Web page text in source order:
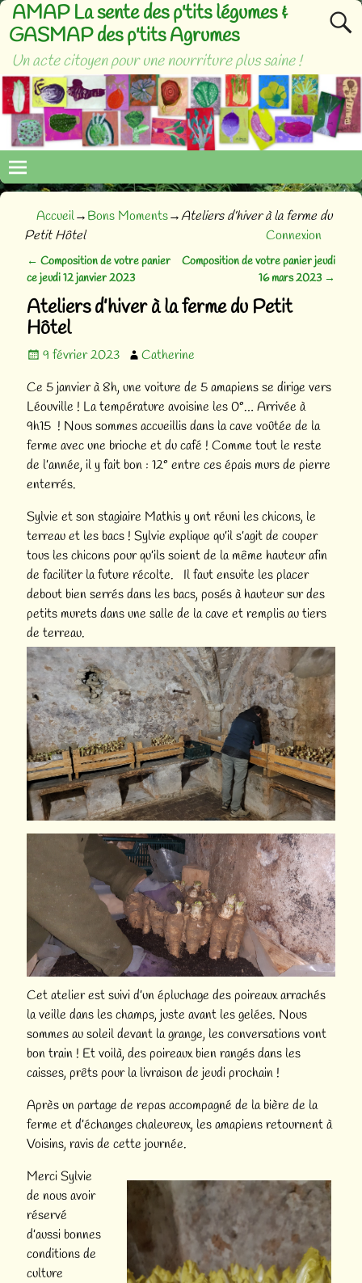
AMAP La sente des p'tits légumes &
GASMAP des p'tits Agrumes
Un acte citoyen pour une nourriture plus saine !
Accueil→Bons Moments→Ateliers d’hiver à la ferme du
Petit Hôtel
Connexion
Navigation des articles
← Composition de votre panier
ce jeudi 12 janvier 2023
Composition de votre panier jeudi
16 mars 2023 →
Ateliers d’hiver à la ferme du Petit
Hôtel
9 février 2023
Catherine
Ce 5 janvier à 8h, une voiture de 5 amapiens se dirige vers
Léouville ! La température avoisine les 0°… Arrivée à
9h15 ! Nous sommes accueillis dans la cave voûtée de la
ferme avec une brioche et du café ! Comme tout le reste
de l’année, il y fait bon : 12° entre ces épais murs de pierre
enterrés.
Sylvie et son stagiaire Mathis y ont réuni les chicons, le
terreau et les bacs ! Sylvie explique qu’il s’agit de couper
tous les chicons pour qu’ils soient de la même hauteur afin
de faciliter la future récolte. Il faut ensuite les placer
debout bien serrés dans les bacs, posés à hauteur sur des
petits murets dans une salle de la cave et remplis au tiers
de terreau.
Cet atelier est suivi d’un épluchage des poireaux arrachés
la veille dans les champs, juste avant les gelées. Nous
sommes au soleil devant la grange, les conversations vont
bon train ! Et voilà, des poireaux bien rangés dans les
caisses, prêts pour la livraison de jeudi prochain !
Après un partage de repas accompagné de la bière de la
ferme et d’échanges chaleureux, les amapiens retournent à
Voisins, ravis de cette journée.
Merci Sylvie
de nous avoir
réservé
d’aussi bonnes
conditions de
culture